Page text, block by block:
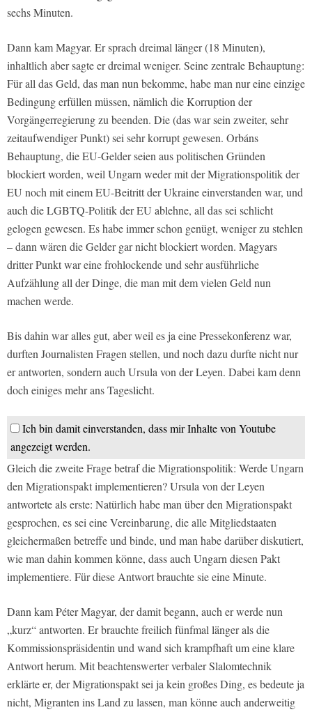
sechs Minuten.
Dann kam Magyar. Er sprach dreimal länger (18 Minuten),
inhaltlich aber sagte er dreimal weniger. Seine zentrale Behauptung:
Für all das Geld, das man nun bekomme, habe man nur eine einzige
Bedingung erfüllen müssen, nämlich die Korruption der
Vorgängerregierung zu beenden. Die (das war sein zweiter, sehr
zeitaufwendiger Punkt) sei sehr korrupt gewesen. Orbáns
Behauptung, die EU-Gelder seien aus politischen Gründen
blockiert worden, weil Ungarn weder mit der Migrationspolitik der
EU noch mit einem EU-Beitritt der Ukraine einverstanden war, und
auch die LGBTQ-Politik der EU ablehne, all das sei schlicht
gelogen gewesen. Es habe immer schon genügt, weniger zu stehlen
– dann wären die Gelder gar nicht blockiert worden. Magyars
dritter Punkt war eine frohlockende und sehr ausführliche
Aufzählung all der Dinge, die man mit dem vielen Geld nun
machen werde.
Bis dahin war alles gut, aber weil es ja eine Pressekonferenz war,
durften Journalisten Fragen stellen, und noch dazu durfte nicht nur
er antworten, sondern auch Ursula von der Leyen. Dabei kam denn
doch einiges mehr ans Tageslicht.
Ich bin damit einverstanden, dass mir Inhalte von Youtube
angezeigt werden.
Gleich die zweite Frage betraf die Migrationspolitik: Werde Ungarn
den Migrationspakt implementieren? Ursula von der Leyen
antwortete als erste: Natürlich habe man über den Migrationspakt
gesprochen, es sei eine Vereinbarung, die alle Mitgliedstaaten
gleichermaßen betreffe und binde, und man habe darüber diskutiert,
wie man dahin kommen könne, dass auch Ungarn diesen Pakt
implementiere. Für diese Antwort brauchte sie eine Minute.
Dann kam Péter Magyar, der damit begann, auch er werde nun
„kurz“ antworten. Er brauchte freilich fünfmal länger als die
Kommissionspräsidentin und wand sich krampfhaft um eine klare
Antwort herum. Mit beachtenswerter verbaler Slalomtechnik
erklärte er, der Migrationspakt sei ja kein großes Ding, es bedeute ja
nicht, Migranten ins Land zu lassen, man könne auch anderweitig